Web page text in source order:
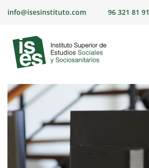
info@isesinstituto.com 96 321 81 91